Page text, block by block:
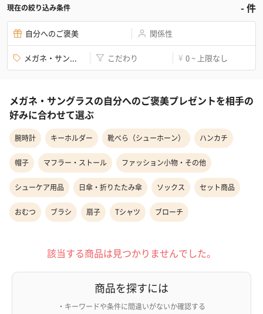
現在の絞り込み条件 -件
自分へのご褒美 関係性
メガネ・サン... こだわり ¥ 0 ~ 上限なし
メガネ・サングラスの自分へのご褒美プレゼントを相手の
好みに合わせて選ぶ
腕時計 キーホルダー 靴べら（シューホーン） ハンカチ
帽子 マフラー・ストール ファッション小物・その他
シューケア用品 日傘・折りたたみ傘 ソックス セット商品
おむつ ブラシ 扇子 Tシャツ ブローチ
該当する商品は見つかりませんでした。
商品を探すには
・キーワードや条件に間違いがないか確認する